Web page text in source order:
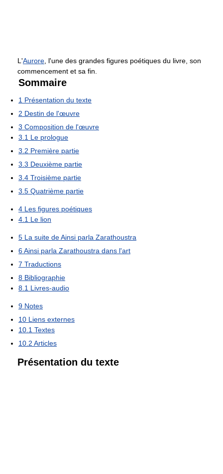
L'Aurore , l'une des grandes figures poétiques du livre, son
commencement et sa fin.
Sommaire
1 Présentation du texte
2 Destin de l'œuvre
3 Composition de l'œuvre
3.1 Le prologue
3.2 Première partie
3.3 Deuxième partie
3.4 Troisième partie
3.5 Quatrième partie
4 Les figures poétiques
4.1 Le lion
5 La suite de Ainsi parla Zarathoustra
6Ainsi parla Zarathoustra dans l'art
7 Traductions
8 Bibliographie
8.1 Livres-audio
9 Notes
10 Liens externes
10.1 Textes
10.2 Articles
Présentation du texte